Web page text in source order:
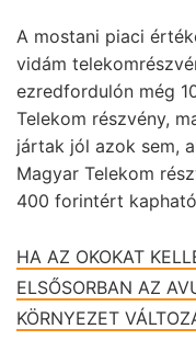
A mostani piaci
vidám
ezredfordulón még
Telekom részvény,
jártak jól azok sem,
Magyar Telekom
400 forintért
HA AZ OKOKAT
ELSŐSORBAN AZ
KÖRNYEZET